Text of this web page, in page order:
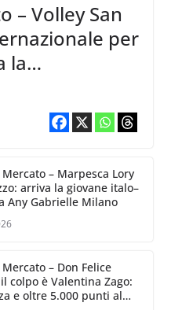
– Volley San
per
la
Kristine
– Marpesca Lory
arriva la giovane italo–
Any Gabrielle Milano
– Don Felice
colpo è Valentina Zago:
e oltre 5.000 punti al